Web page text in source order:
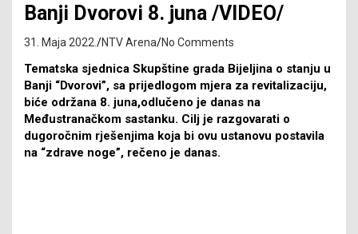
Banji Dvorovi 8. juna /VIDEO/
31. Maja 2022. NTV Arena No Comments
Tematska sjednica Skupštine grada Bijeljina o stanju u
Banji “Dvorovi”, sa prijedlogom mjera za revitalizaciju,
biće održana 8. juna,odlučeno je danas na
Međustranačkom sastanku. Cilj je razgovarati o
dugoročnim rješenjima koja bi ovu ustanovu postavila
na “zdrave noge”, rečeno je danas.